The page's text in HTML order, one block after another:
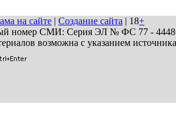
на сайте | Создание сайта | 18+
номер СМИ: Серия ЭЛ № ФС 77 - 44486
возможна с указанием